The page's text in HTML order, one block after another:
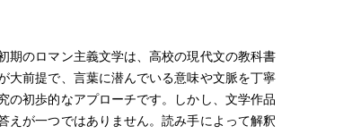
期のロマン主義文学は、高校の現代文の教科書
大前提で、言葉に潜んでいる意味や文脈を丁寧
の初歩的なアプローチです。しかし、文学作品
えが一つではありません。読み手によって解釈